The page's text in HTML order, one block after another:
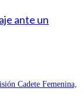
ante un
Cadete Femenina,